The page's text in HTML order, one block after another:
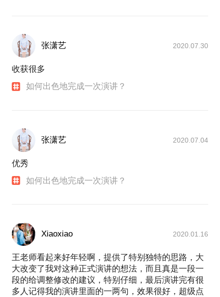
养和训练；
对于立志长大要当播音员主持人，要考取相关院校和
专业的初高中生而言—— 有针对性地认识专业，确定
方向，全力备考更为重要。
具体问题，具体解决！每一个孩子都有无限可
张潇艺 2020.07.30
收获很多
如何出色地完成一次演讲？
张潇艺 2020.07.04
优秀
如何出色地完成一次演讲？
Xiaoxiao 2020.01.16
王老师看起来好年轻啊，提供了特别独特的思路，大
大改变了我对这种正式演讲的想法，而且真是一段一
段的给调整修改的建议，特别仔细，最后演讲完有很
多人记得我的演讲里面的一两句，效果很好，超级点